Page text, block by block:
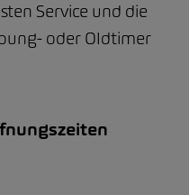
Service und die
oder Oldtimer